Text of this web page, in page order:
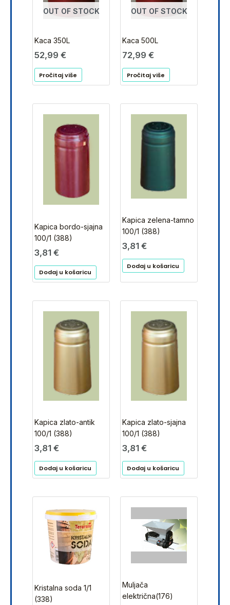
OUT OF STOCK
Kaca 350L
52,99 €
Pročitaj više
OUT OF STOCK
Kaca 500L
72,99 €
Pročitaj više
Kapica bordo-sjajna
100/1 (388)
3,81 €
Dodaj u košaricu
Kapica zelena-tamno
100/1 (388)
3,81 €
Dodaj u košaricu
Kapica zlato-antik
100/1 (388)
3,81 €
Dodaj u košaricu
Kapica zlato-sjajna
100/1 (388)
3,81 €
Dodaj u košaricu
Kristalna soda 1/1
(338)
Muljača
električna(176)